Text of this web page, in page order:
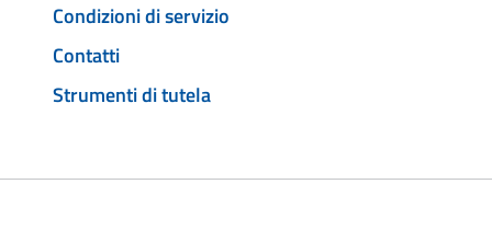
Condizioni di servizio
Contatti
Strumenti di tutela